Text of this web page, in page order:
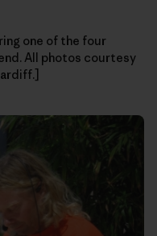
one of the four
All photos courtesy